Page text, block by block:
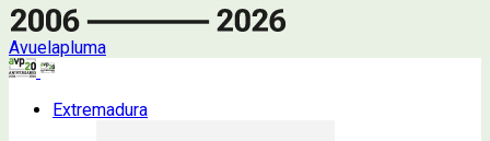
Avuelapluma
Extremadura